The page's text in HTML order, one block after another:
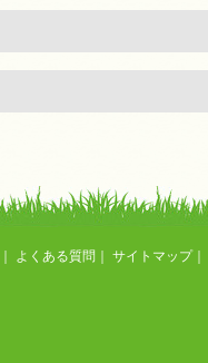
｜ よくある質問 ｜ サイトマップ｜